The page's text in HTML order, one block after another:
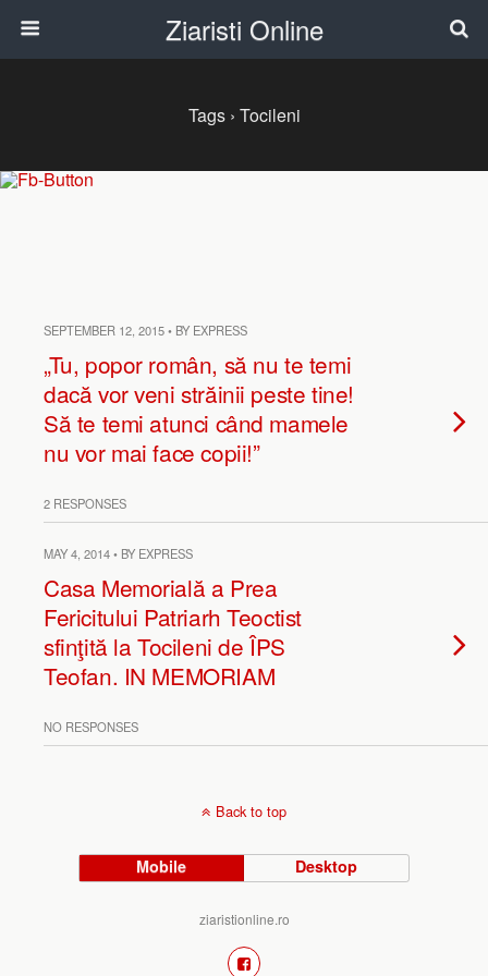
Ziaristi Online
Tags › Tocileni
SEPTEMBER 12, 2015 • BY EXPRESS
„Tu, popor român, să nu te temi
dacă vor veni străinii peste tine!
Să te temi atunci când mamele
nu vor mai face copii!”
2 RESPONSES
MAY 4, 2014 • BY EXPRESS
Casa Memorială a Prea
Fericitului Patriarh Teoctist
sfinţită la Tocileni de ÎPS
Teofan. IN MEMORIAM
NO RESPONSES
Back to top
Mobile Desktop
ziaristionline.ro